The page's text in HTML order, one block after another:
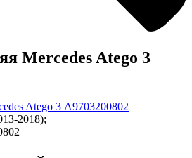
Mercedes Atego 3
2018);